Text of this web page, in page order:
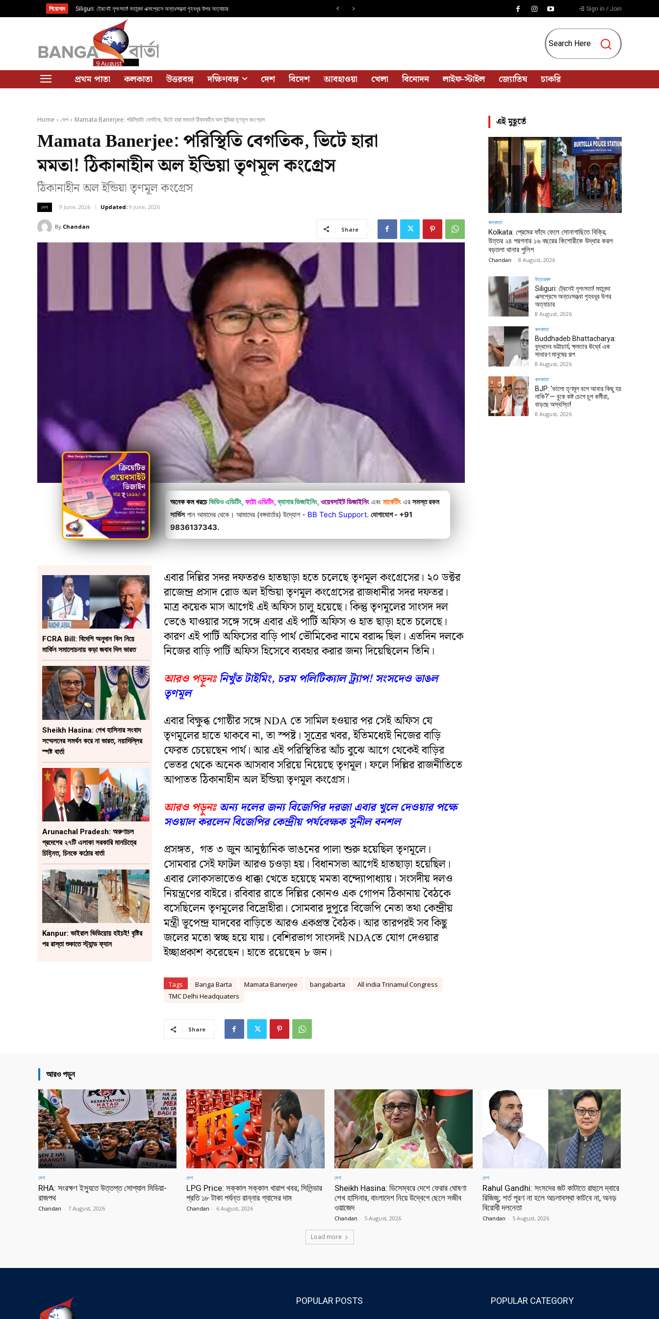
শিরোনাম Siliguri: ট্রেনেই নৃশংসতা! মহানন্দা এক্সপ্রেসে অন্তঃসত্ত্বা গৃহবধূর উপর অত্যাচার Sign in / Join
9 August
Search Here
প্রথম পাতা কলকাতা উত্তরবঙ্গ দক্ষিণবঙ্গ দেশ বিদেশ আবহাওয়া খেলা বিনোদন লাইফ-স্টাইল জ্যোতিষ চাকরি
Home দেশ Mamata Banerjee: পরিস্থিতি বেগতিক, ভিটে হারা মমতা! ঠিকানাহীন অল ইন্ডিয়া তৃণমূল কংগ্রেস
Mamata Banerjee: পরিস্থিতি বেগতিক, ভিটে হারা
মমতা! ঠিকানাহীন অল ইন্ডিয়া তৃণমূল কংগ্রেস
ঠিকানাহীন অল ইন্ডিয়া তৃণমূল কংগ্রেস
দেশ 9 June, 2026 Updated: 9 June, 2026
By Chandan Share
অনেক কম খরচে ভিডিও এডিটিং,ফটো এডিটিং,ব্যানার ডিজাইনিং,ওয়েবসাইট ডিজাইনিং এবংমার্কেটিং এরসমস্ত রকম
সার্ভিসপান আমাদের থেকে। আমাদের (বঙ্গবার্তার) উদ্যোগ - BB Tech Support.যোগাযোগ - +91
9836137343.
FCRA Bill: বিদেশি অনুদান বিল নিয়ে
মার্কিন সমালোচনায় কড়া জবাব দিল ভারত
Sheikh Hasina: শেখ হাসিনার সংবাদ
সম্মেলনের সমর্থন করে না ভারত, নয়াদিল্লির
স্পষ্ট বার্তা
Arunachal Pradesh: অরুণাচল
প্রদেশের ২৭টি এলাকা সরকারি মানচিত্রে
চিহ্নিত, চিনকে কঠোর বার্তা
Kanpur: ভাইরাল ভিডিয়োয় হইচই! বৃষ্টির
পর রাস্তা শুকাতে স্ট্যান্ড ফ্যান
এবার দিল্লির সদর দফতরও হাতছাড়া হতে চলেছে তৃণমূল কংগ্রেসের। ২০ ডক্টর
রাজেন্দ্র প্রসাদ রোড অল ইন্ডিয়া তৃণমূল কংগ্রেসের রাজধানীর সদর দফতর।
মাত্র কয়েক মাস আগেই এই অফিস চালু হয়েছে। কিন্তু তৃণমূলের সাংসদ দল
ভেঙে যাওয়ার সঙ্গে সঙ্গে এবার এই পার্টি অফিস ও হাত ছাড়া হতে চলেছে।
কারণ এই পার্টি অফিসের বাড়ি পার্থ ভৌমিকের নামে বরাদ্দ ছিল। এতদিন দলকে
নিজের বাড়ি পার্টি অফিস হিসেবে ব্যবহার করার জন্য দিয়েছিলেন তিনি।
আরও পড়ুনঃ নিখুঁত টাইমিং, চরম পলিটিক্যাল ট্র্যাপ! সংসদেও ভাঙল
তৃণমূল
এবার বিক্ষুব্ধ গোষ্ঠীর সঙ্গে NDA তে সামিল হওয়ার পর সেই অফিস যে
তৃণমূলের হাতে থাকবে না, তা স্পষ্ট। সূত্রের খবর, ইতিমধ্যেই নিজের বাড়ি
ফেরত চেয়েছেন পার্থ। আর এই পরিস্থিতির আঁচ বুঝে আগে থেকেই বাড়ির
ভেতর থেকে অনেক আসবাব সরিয়ে নিয়েছে তৃণমূল। ফলে দিল্লির রাজনীতিতে
আপাতত ঠিকানাহীন অল ইন্ডিয়া তৃণমূল কংগ্রেস।
আরও পড়ুনঃঅন্য দলের জন্য বিজেপির দরজা এবার খুলে দেওয়ার পক্ষে
সওয়াল করলেন বিজেপির কেন্দ্রীয় পর্যবেক্ষক সুনীল বনশল
প্রসঙ্গত, গত ৩ জুন আনুষ্ঠানিক ভাঙনের পালা শুরু হয়েছিল তৃণমূলে।
সোমবার সেই ফাটল আরও চওড়া হয়। বিধানসভা আগেই হাতছাড়া হয়েছিল।
এবার লোকসভাতেও ধাক্কা খেতে হয়েছে মমতা বন্দ্যোপাধ্যায়। সংসদীয় দলও
নিয়ন্ত্রণের বাইরে। রবিবার রাতে দিল্লির কোনও এক গোপন ঠিকানায় বৈঠকে
বসেছিলেন তৃণমূলের বিদ্রোহীরা। সোমবার দুপুরে বিজেপি নেতা তথা কেন্দ্রীয়
মন্ত্রী ভূপেন্দ্র যাদবের বাড়িতে আরও একপ্রস্ত বৈঠক। আর তারপরই সব কিছু
জলের মতো স্বচ্ছ হয়ে যায়। বেশিরভাগ সাংসদই NDAতে যোগ দেওয়ার
ইচ্ছাপ্রকাশ করেছেন। হাতে রয়েছেন ৮ জন।
Tags Banga Barta Mamata Banerjee bangabarta
All india Trinamul Congress
TMC Delhi Headquaters
Share
এই মুহূর্তে
কলকাতা
Kolkata: প্রেমের ফাঁদে ফেলে সোনাগাছিতে বিক্রি;
উত্তর ২৪ পরগনার ১৬ বছরের কিশোরীকে উদ্ধার করল
বড়তলা থানার পুলিশ
Chandan - 8 August, 2026
উত্তরবঙ্গ
Siliguri: ট্রেনেই নৃশংসতা! মহানন্দা
এক্সপ্রেসে অন্তঃসত্ত্বা গৃহবধূর উপর
অত্যাচার
8 August, 2026
কলকাতা
Buddhadeb Bhattacharya:
বুদ্ধদেব ভট্টাচার্য; ক্ষমতার ঊর্ধ্বে এক
সাধারণ মানুষের গল্প
8 August, 2026
কলকাতা
BJP: ‘ভালো তৃণমূল বলে আবার কিছু হয়
নাকি?’— বুকে কষ্ট চেপে চুপ কর্মীরা,
বাড়ছে অস্বস্তি!
8 August, 2026
আরও পড়ুন
দেশ
RHA: সংরক্ষণ ইস্যুতে উত্তপ্ত সোশ্যাল মিডিয়া-
রাজপথ
Chandan - 7 August, 2026
দেশ
LPG Price: সক্কাল সক্কাল খারাপ খবর; সিলিন্ডার
প্রতি ১৮ টাকা পর্যন্ত রান্নার গ্যাসের দাম
Chandan - 6 August, 2026
দেশ
Sheikh Hasina: ডিসেম্বরে দেশে ফেরার ঘোষণা
শেখ হাসিনার, বাংলাদেশ নিয়ে উদ্বেগে ছেলে সজীব
ওয়াজেদ
Chandan - 5 August, 2026
দেশ
Rahul Gandhi: সংসদের জট কাটাতে রাহুলে দ্বারে
রিজিজু; শর্ত পূরণ না হলে অচলাবস্থা কাটবে না, অনড়
বিরোধী দলনেতা
Chandan - 5 August, 2026
Load more
POPULAR POSTS POPULAR CATEGORY